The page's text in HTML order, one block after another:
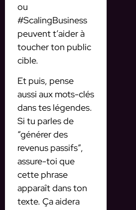
ou
#ScalingBusiness
peuvent t’aider à
toucher ton public
cible.
Et puis, pense
aussi aux mots-clés
dans tes légendes.
Si tu parles de
“générer des
revenus passifs”,
assure-toi que
cette phrase
apparaît dans ton
texte. Ça aidera